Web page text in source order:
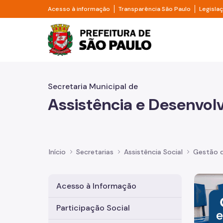
Pular para o Conteúdo principal
Acesso à informação Divisor de acesso à informação
Transparência São Paulo Divisor
Prefeitura de São
Secretaria Municipal de
Assistência e
Início Secretarias Assistência Social Gestão
Acesso à Informação
Participação Social